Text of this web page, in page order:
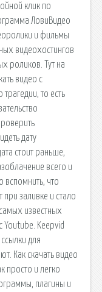
клик по
ЛовиВидео
и фильмы
видеохостингов
роликов. Тут на
видео с
то есть
дату
стоит раньше,
всего и
вспомнить, что
заливке и стало
известных
Youtube. Keepvid
для
Как скачать видео
просто и легко
плагины и